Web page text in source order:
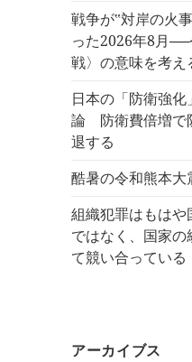
戦争が‟対岸の火
った2026年8月
戦〉の意味を考え
日本の「防衛強
論 防衛費倍増で
退する
酷暑の令和熊本大
組織犯罪はもはや
ではなく、国家の
て競い合っている
アーカイブス